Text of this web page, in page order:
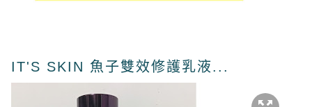
IT'S SKIN 魚子雙效修護乳液...